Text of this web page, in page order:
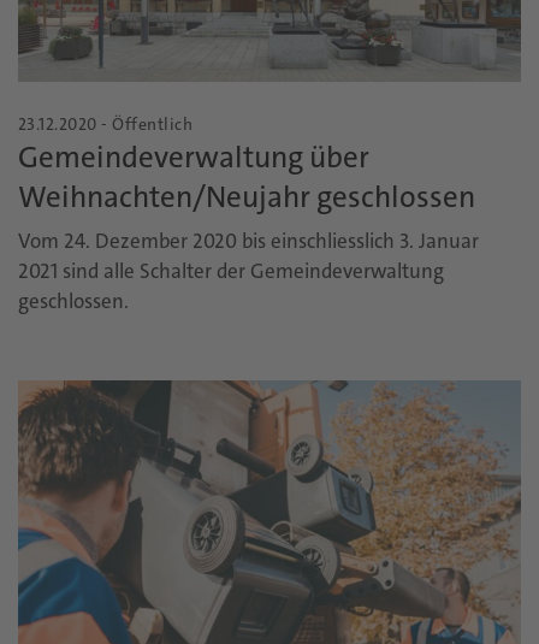
23.12.2020 - Öffentlich
Gemeindeverwaltung über
Weihnachten/Neujahr geschlossen
Vom 24. Dezember 2020 bis einschliesslich 3. Januar
2021 sind alle Schalter der Gemeindeverwaltung
geschlossen.